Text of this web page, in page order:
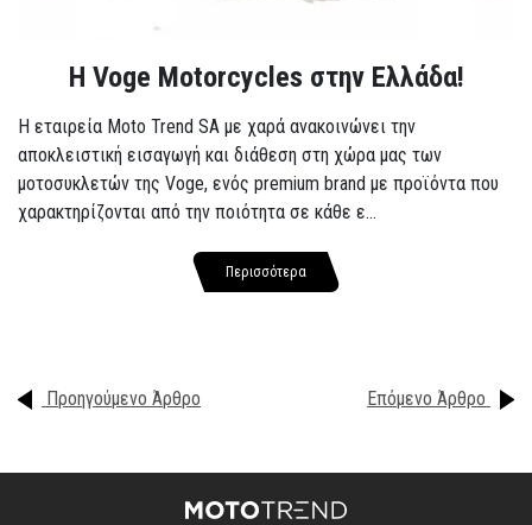
H Voge Motorcycles στην Ελλάδα!
Η εταιρεία Moto Trend SA με χαρά ανακοινώνει την
αποκλειστική εισαγωγή και διάθεση στη χώρα μας των
μοτοσυκλετών της Voge, ενός premium brand με προϊόντα που
χαρακτηρίζονται από την ποιότητα σε κάθε ε...
Περισσότερα
Προηγούμενο Άρθρο Επόμενο Άρθρο